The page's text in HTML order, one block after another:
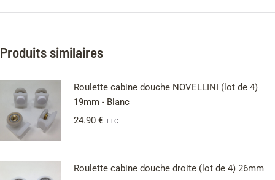
Produits similaires
Roulette cabine douche NOVELLINI (lot de 4)
19mm - Blanc
24.90 € TTC
Roulette cabine douche droite (lot de 4) 26mm